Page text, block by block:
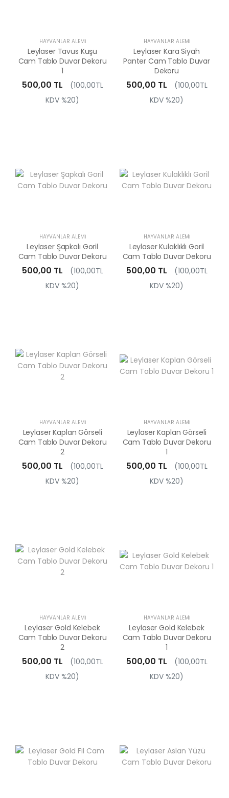
HAYVANLAR ALEMI
Leylaser Tavus Kuşu
Cam Tablo Duvar Dekoru
1
500,00 TL
(100,00TL
KDV %20)
HAYVANLAR ALEMI
Leylaser Kara Siyah
Panter Cam Tablo Duvar
Dekoru
500,00 TL
(100,00TL
KDV %20)
HAYVANLAR ALEMI
Leylaser Şapkalı Goril
Cam Tablo Duvar Dekoru
500,00 TL
(100,00TL
KDV %20)
HAYVANLAR ALEMI
Leylaser Kulaklıklı Goril
Cam Tablo Duvar Dekoru
500,00 TL
(100,00TL
KDV %20)
HAYVANLAR ALEMI
Leylaser Kaplan Görseli
Cam Tablo Duvar Dekoru
2
500,00 TL
(100,00TL
KDV %20)
HAYVANLAR ALEMI
Leylaser Kaplan Görseli
Cam Tablo Duvar Dekoru
1
500,00 TL
(100,00TL
KDV %20)
HAYVANLAR ALEMI
Leylaser Gold Kelebek
Cam Tablo Duvar Dekoru
2
500,00 TL
(100,00TL
KDV %20)
HAYVANLAR ALEMI
Leylaser Gold Kelebek
Cam Tablo Duvar Dekoru
1
500,00 TL
(100,00TL
KDV %20)